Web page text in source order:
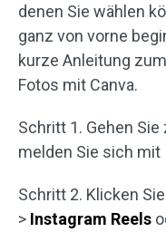
denen Sie wählen
ganz von vorne
kurze Anleitung
Fotos mit Canva.
Schritt 1. Gehen
melden Sie sich mit
Schritt 2. Klicken
> Instagram Reels